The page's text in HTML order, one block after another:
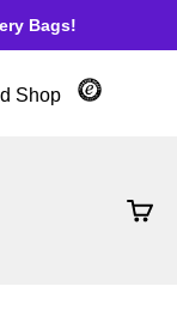
Bags!
Shop